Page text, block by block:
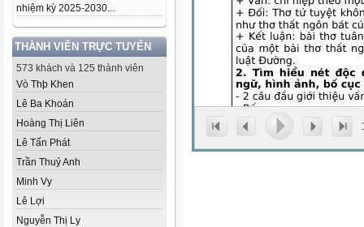
nhiệm kỳ 2025-2030...
THÀNH VIÊN TRỰC TUYẾN
573 khách và 125 thành viên
Vò Thþ Khen
Lê Ba Khoán
Hoàng Thị Liên
Lê Tấn Phát
Trần Thuỷ Anh
Minh Vy
Lê Lợi
Nguyễn Thị Ly